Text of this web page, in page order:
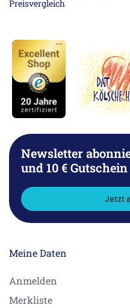
Newsletter
und 10 €
Jetzt
Meine Daten
Anmelden
Merkliste